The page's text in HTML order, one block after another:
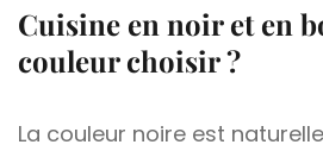
Cuisine en noir et en
couleur choisir ?
La couleur noire est